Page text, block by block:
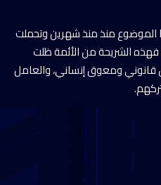
الموضوع منذ منذ شهرين وتحملت
فهذه الشريحة من الأئمة ظلت
ومعوق إنساني، والعامل